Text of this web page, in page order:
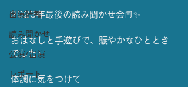
出演情報
読み聞かせ
公演/出演
レポート
2023年最後の読み聞かせ会📕✨
おはなしと手遊びで、賑やかなひととき
でした♪
体調に気をつけて